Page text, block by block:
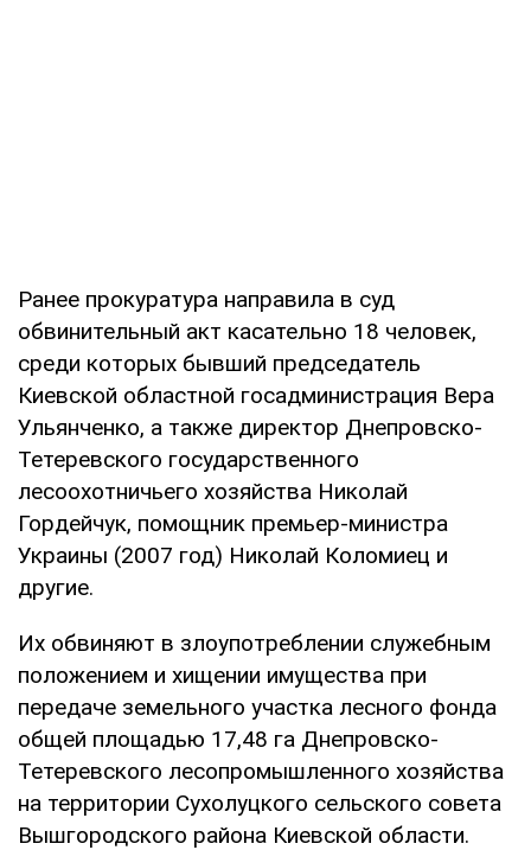
Ранее прокуратура направила в суд
обвинительный акт касательно 18 человек,
среди которых бывший председатель
Киевской областной госадминистрация Вера
Ульянченко, а также директор Днепровско-
Тетеревского государственного
лесоохотничьего хозяйства Николай
Гордейчук, помощник премьер-министра
Украины (2007 год) Николай Коломиец и
другие.
Их обвиняют в злоупотреблении служебным
положением и хищении имущества при
передаче земельного участка лесного фонда
общей площадью 17,48 га Днепровско-
Тетеревского лесопромышленного хозяйства
на территории Сухолуцкого сельского совета
Вышгородского района Киевской области.